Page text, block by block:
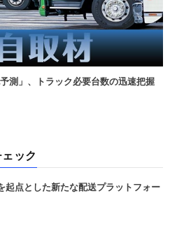
測」、トラック必要台数の迅速把握
ェック
点とした新たな配送プラットフォー